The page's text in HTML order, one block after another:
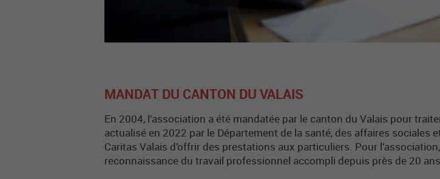
MANDAT DU CANTON DU VALAIS
En 2004, l’association a été mandatée par le canton du Valais pour
actualisé en 2022 par le Département de la santé, des affaires sociales
Caritas Valais d’offrir des prestations aux particuliers. Pour
reconnaissance du travail professionnel accompli depuis près de 20